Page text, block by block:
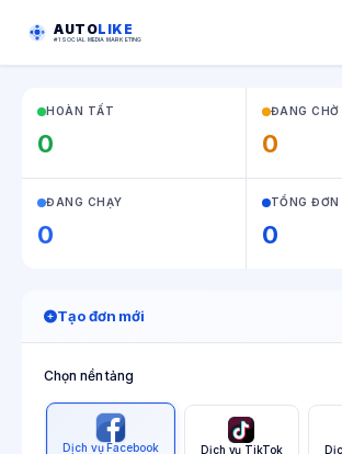
AUTOLIKE
#1 SOCIAL MEDIA MARKETING
HOÀN TẤT
0
ĐANG CHỜ
0
ĐANG CHẠY
0
TỔNG ĐƠN
0
Tạo đơn mới
Chọn nền tảng
Dịch vụ Facebook Dịch vụ TikTok